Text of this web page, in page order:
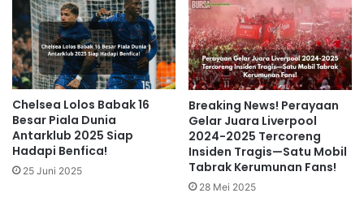
Chelsea Lolos Babak 16
Besar Piala Dunia
Antarklub 2025 Siap
Hadapi Benfica!
25 Juni 2025
Breaking News! Perayaan
Gelar Juara Liverpool
2024-2025 Tercoreng
Insiden Tragis—Satu Mobil
Tabrak Kerumunan Fans!
28 Mei 2025